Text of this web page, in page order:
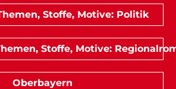
Stoffe, Motive: Politik
Stoffe, Motive:
Oberbayern